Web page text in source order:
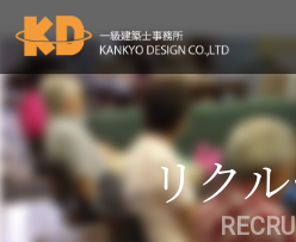
リク